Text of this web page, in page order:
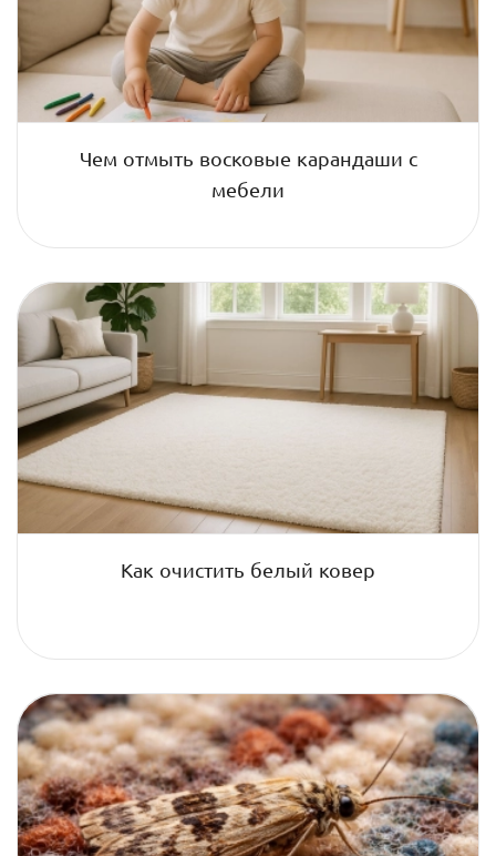
Чем отмыть восковые карандаши с
мебели
Как очистить белый ковер